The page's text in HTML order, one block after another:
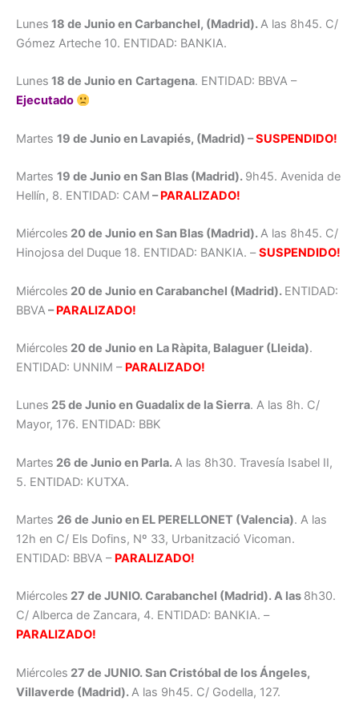
Lunes 18 de Junio en Carbanchel, (Madrid).A las 8h45. C/
Gómez Arteche 10. ENTIDAD: BANKIA.
Lunes 18 de Junio en Cartagena. ENTIDAD: BBVA –
Ejecutado
Martes 19 de Junio en Lavapiés, (Madrid) –SUSPENDIDO!
Martes 19 de Junio en San Blas (Madrid). 9h45. Avenida de
Hellín, 8. ENTIDAD: CAM –PARALIZADO!
Miércoles 20 de Junio en San Blas (Madrid).A las 8h45. C/
Hinojosa del Duque 18. ENTIDAD: BANKIA. –SUSPENDIDO!
Miércoles 20 de Junio en Carabanchel (Madrid). ENTIDAD:
BBVA–PARALIZADO!
Miércoles 20 de Junio en La Ràpita, Balaguer (Lleida).
ENTIDAD: UNNIM – PARALIZADO!
Lunes 25 de Junio en Guadalix de la Sierra. A las 8h. C/
Mayor, 176. ENTIDAD: BBK
Martes 26 de Junio en Parla.A las 8h30. Travesía Isabel II,
5. ENTIDAD: KUTXA.
Martes 26 de Junio en EL PERELLONET (Valencia). A las
12h en C/ Els Dofins, Nº 33, Urbanització Vicoman.
ENTIDAD: BBVA – PARALIZADO!
Miércoles 27 de JUNIO. Carabanchel (Madrid). A las 8h30.
C/ Alberca de Zancara, 4. ENTIDAD: BANKIA. –
PARALIZADO!
Miércoles 27 de JUNIO. San Cristóbal de los Ángeles,
Villaverde (Madrid).A las 9h45. C/ Godella, 127.